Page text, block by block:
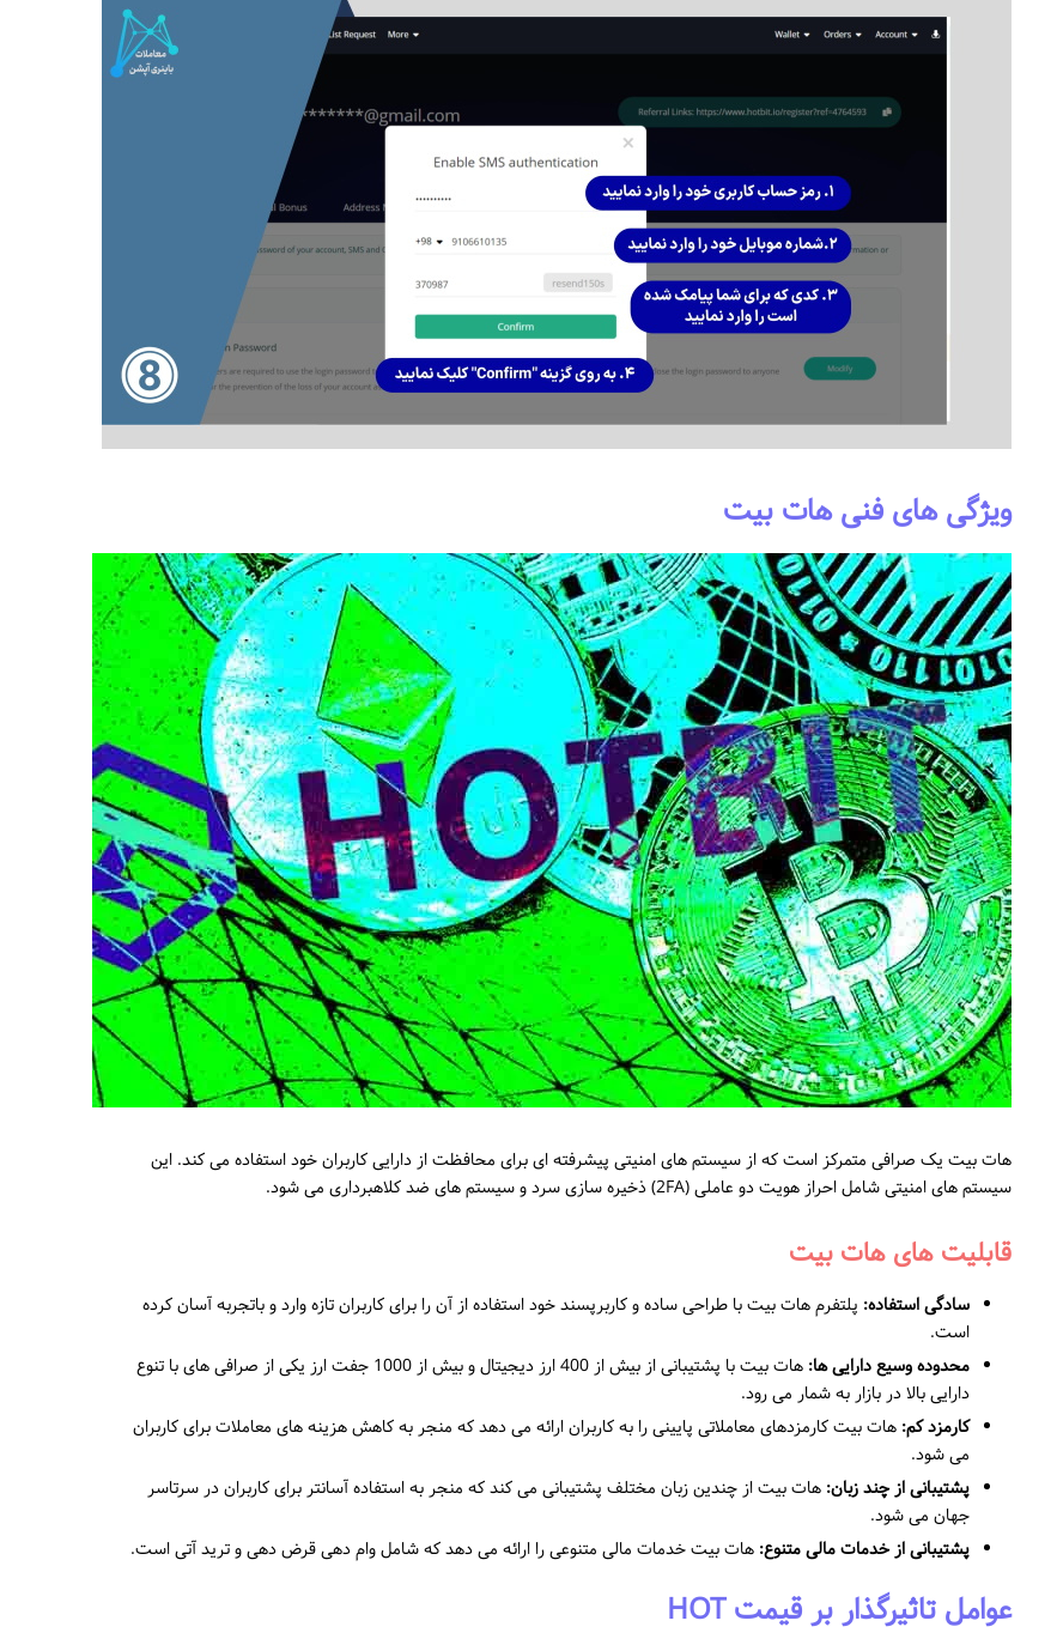
ویژگی های فنی هات بیت
هات بیت یک صرافی متمرکز است که از سیستم های امنیتی پیشرفته ای برای محافظت از دارایی کاربران خود استفاده می کند. این
سیستم های امنیتی شامل احراز هویت دو عاملی (2FA) ذخیره سازی سرد و سیستم های ضد کلاهبرداری می شود.
قابلیت های هات بیت
سادگی استفاده: پلتفرم هات بیت با طراحی ساده و کاربرپسند خود استفاده از آن را برای کاربران تازه وارد و باتجربه آسان کرده
است.
محدوده وسیع دارایی ها:
هات بیت با پشتیبانی از بیش از 400 ارز دیجیتال و بیش از 1000 جفت ارز یکی از صرافی های با تنوع
دارایی بالا در بازار به شمار می رود.
کارمزد کم: هات بیت کارمزدهای معاملاتی پایینی را به کاربران ارائه می دهد که منجر به کاهش هزینه های معاملات برای کاربران
می شود.
پشتیبانی از چند زبان: هات بیت از چندین زبان مختلف پشتیبانی می کند که منجر به استفاده آسانتر برای کاربران در سرتاسر
جهان می شود.
پشتیبانی از خدمات مالی متنوع: هات بیت خدمات مالی متنوعی را ارائه می دهد که شامل وام دهی قرض دهی و ترید آتی است.
عوامل تاثیرگذار بر قیمت HOT